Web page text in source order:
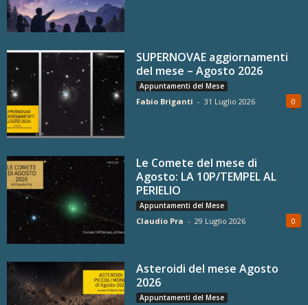
SUPERNOVAE aggiornamenti
del mese – Agosto 2026
Appuntamenti del Mese
Fabio Briganti - 31 Luglio 2026 0
Le Comete del mese di
Agosto: LA 10P/TEMPEL AL
PERIELIO
Appuntamenti del Mese
Claudio Pra - 29 Luglio 2026 0
Asteroidi del mese Agosto
2026
Appuntamenti del Mese